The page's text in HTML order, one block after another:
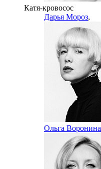
Катя-кровосос
Дарья Мороз,
Ольга Воронина